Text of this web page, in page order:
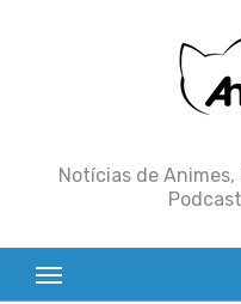
Notícias de